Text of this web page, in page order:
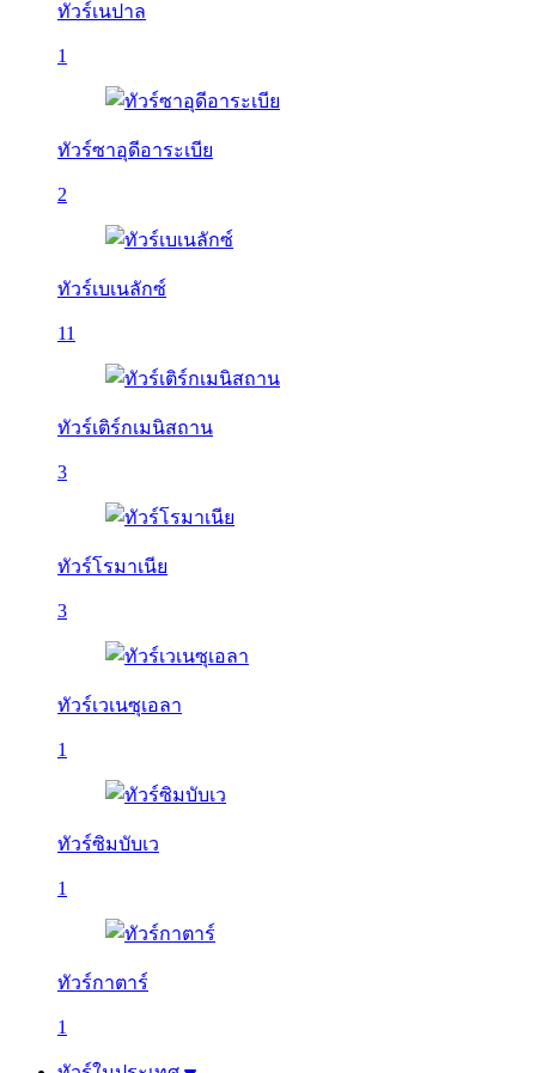
ทัวร์เนปาล
1
ทัวร์ซาอุดีอาระเบีย
2
ทัวร์เบเนลักซ์
11
ทัวร์เติร์กเมนิสถาน
3
ทัวร์โรมาเนีย
3
ทัวร์เวเนซุเอลา
1
ทัวร์ซิมบับเว
1
ทัวร์กาตาร์
1